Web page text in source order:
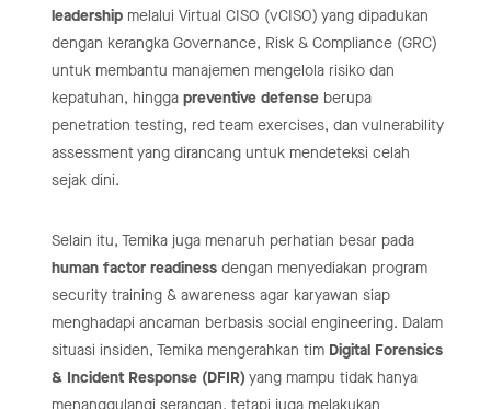
leadership melalui Virtual CISO (vCISO) yang dipadukan
dengan kerangka Governance, Risk & Compliance (GRC)
untuk membantu manajemen mengelola risiko dan
kepatuhan, hingga preventive defense berupa
penetration testing, red team exercises, dan vulnerability
assessment yang dirancang untuk mendeteksi celah
sejak dini.
Selain itu, Temika juga menaruh perhatian besar pada
human factor readiness dengan menyediakan program
security training & awareness agar karyawan siap
menghadapi ancaman berbasis social engineering. Dalam
situasi insiden, Temika mengerahkan tim Digital Forensics
& Incident Response (DFIR) yang mampu tidak hanya